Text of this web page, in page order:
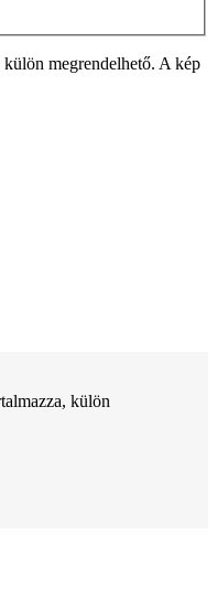
megrendelhető. A kép
külön